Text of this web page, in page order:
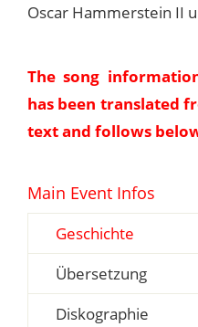
Oscar Hammerstein II
The song
has been translated
text and follows
Main Event Infos
Geschichte
Übersetzung
Diskographie